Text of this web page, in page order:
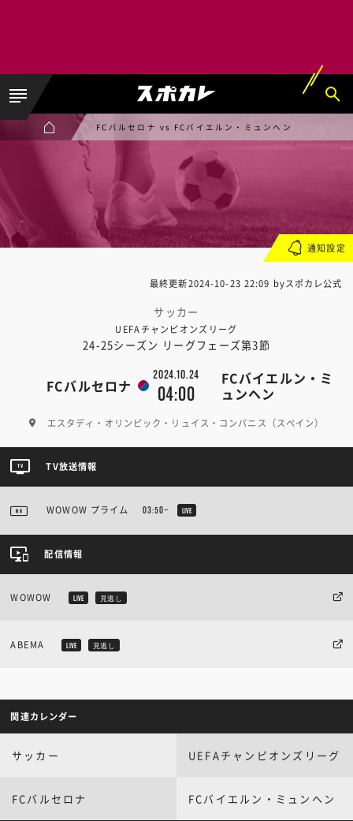
FCバルセロナ vs FCバイエルン・ミュンヘン
最終更新2024-10-23 22:09 byスポカレ公式
サッカー
UEFAチャンピオンズリーグ
24-25シーズン リーグフェーズ第3節
FCバルセロナ
2024.10.24
04:00
FCバイエルン・ミ
ュンヘン
エスタディ・オリンピック・リュイス・コンパニス（スペイン）
通知設定
TV放送情報
WOWOW プライム 03:50~ LIVE
配信情報
WOWOW LIVE 見逃し
ABEMA LIVE 見逃し
関連カレンダー
サッカー UEFAチャンピオンズリーグ
FCバルセロナ FCバイエルン・ミュンヘン